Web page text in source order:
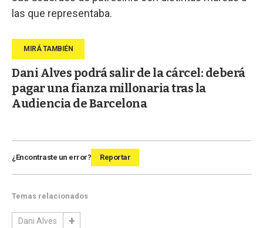
las que representaba.
Dani Alves podrá salir de la cárcel: deberá
pagar una fianza millonaria tras la
Audiencia de Barcelona
¿Encontraste un error? Reportar
Temas relacionados
Dani Alves